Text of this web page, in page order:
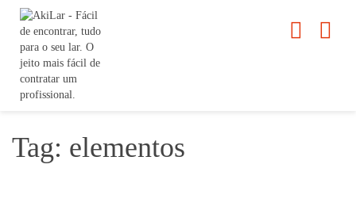
Tag: elementos